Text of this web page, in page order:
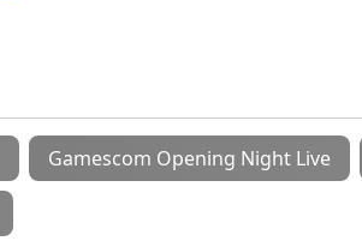
Gamescom Opening Night Live